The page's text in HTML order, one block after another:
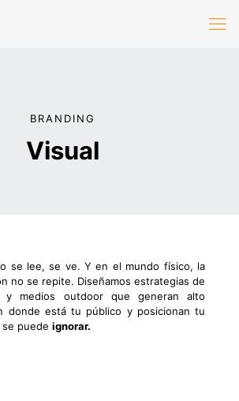
BRANDING
Visual
se lee, se ve. Y en el mundo físico, la
no se repite. Diseñamos estrategias de
y medios outdoor que generan alto
donde está tu público y posicionan tu
se puede ignorar.